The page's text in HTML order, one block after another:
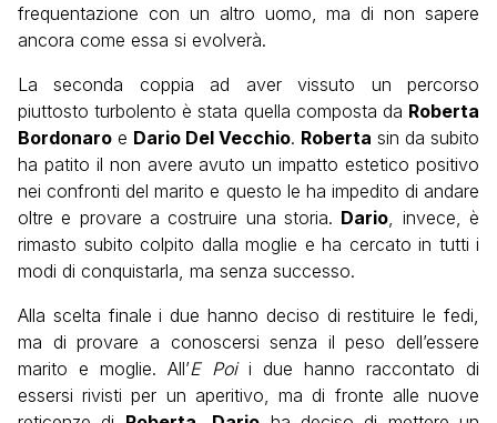
frequentazione con un altro uomo, ma di non sapere
ancora come essa si evolverà.
La seconda coppia ad aver vissuto un percorso
piuttosto turbolento è stata quella composta da Roberta
Bordonaro e Dario Del Vecchio. Roberta sin da subito
ha patito il non avere avuto un impatto estetico positivo
nei confronti del marito e questo le ha impedito di andare
oltre e provare a costruire una storia. Dario, invece, è
rimasto subito colpito dalla moglie e ha cercato in tutti i
modi di conquistarla, ma senza successo.
Alla scelta finale i due hanno deciso di restituire le fedi,
ma di provare a conoscersi senza il peso dell’essere
marito e moglie. All’E Poi i due hanno raccontato di
essersi rivisti per un aperitivo, ma di fronte alle nuove